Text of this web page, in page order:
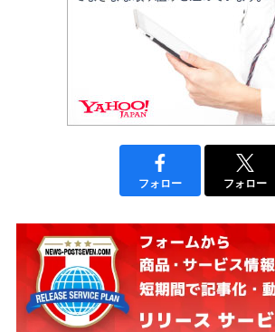
フォロー フォロー